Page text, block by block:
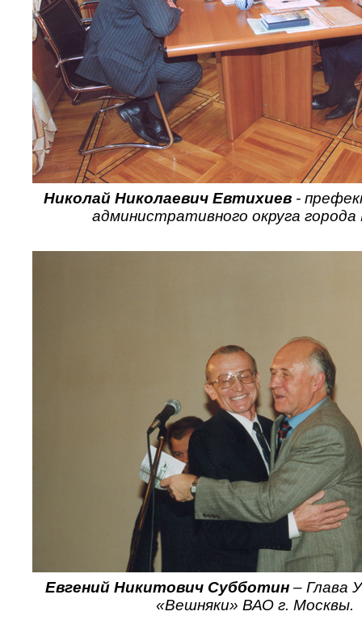
Николай Николаевич Евтихиев-
административного округа
Евгений Никитович Субботин – Глава
«Вешняки» ВАО г. Москвы.